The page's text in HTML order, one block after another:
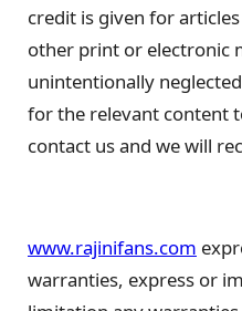
credit is given for
other print or electronic
unintentionally
for the relevant content
contact us and we will
www.rajinifans.com
warranties, express or